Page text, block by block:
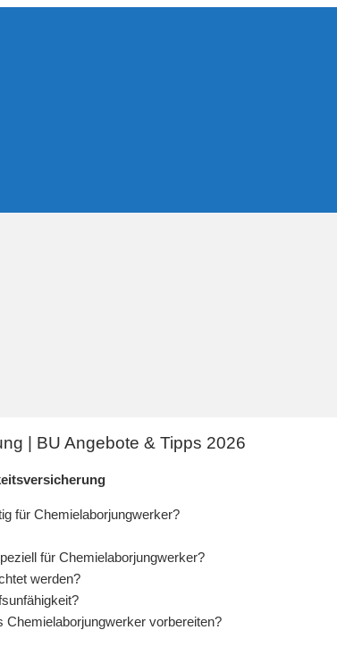
| BU Angebote & Tipps 2026
für Chemielaborjungwerker?
für Chemielaborjungwerker?
werden?
vorbereiten?